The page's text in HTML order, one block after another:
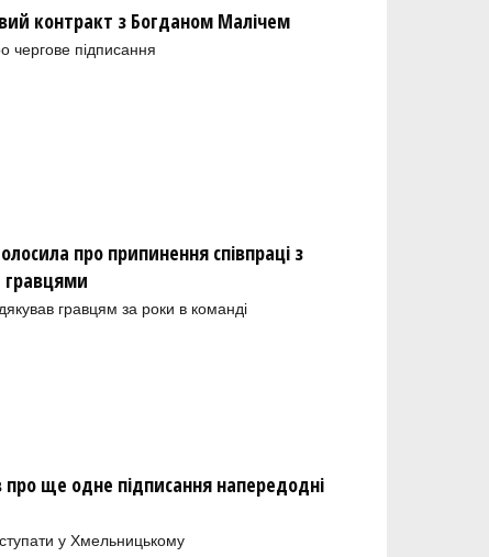
контракт з Богданом Малічем
чергове підписання
про припинення співпраці з
гравцям за роки в команді
ще одне підписання напередодні
у Хмельницькому